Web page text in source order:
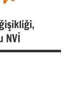
NVİ